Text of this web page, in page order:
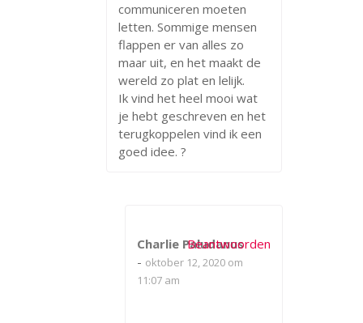
communiceren moeten
letten. Sommige mensen
flappen er van alles zo
maar uit, en het maakt de
wereld zo plat en lelijk.
Ik vind het heel mooi wat
je hebt geschreven en het
terugkoppelen vind ik een
goed idee. ?
Charlie Paludanus
- oktober 12, 2020 om
11:07 am
Beantwoorden